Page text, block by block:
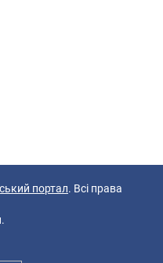
портал. Всі права